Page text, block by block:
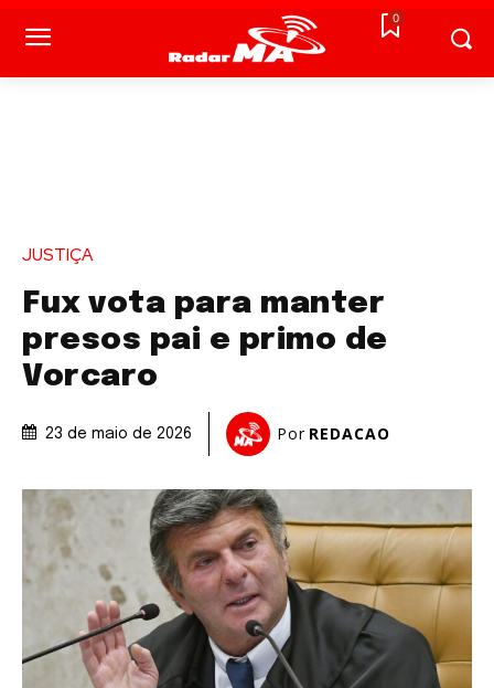
0
JUSTIÇA
Fux vota para manter
presos pai e primo de
Vorcaro
23 de maio de 2026 Por REDACAO